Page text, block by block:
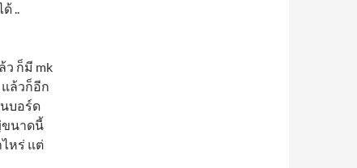
..
ว ก็มี mk
ล้วก็อีก
บอร์ด
ขนาดนี้
หร่ แต่